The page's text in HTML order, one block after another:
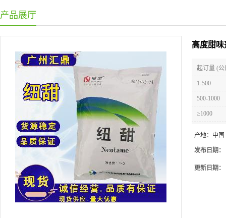
产品展厅
高度甜
起订量 (公
1-500
500-1000
≥1000
产地： 中国
发布日期：
更新日期：